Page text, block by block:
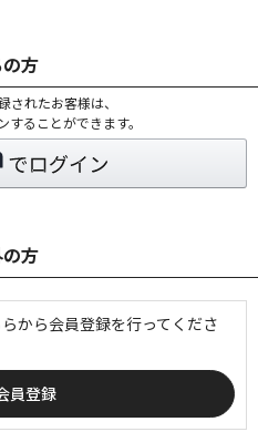
方
れたお客様は、
ることができます。
方
から会員登録を行ってくださ